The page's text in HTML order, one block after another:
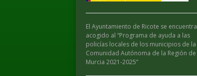
El Ayuntamiento de Ricote se encuentra
acogido al “Programa de ayuda a las
policías locales de los municipios de la
Comunidad Autónoma de la Región de
Murcia 2021-2025”